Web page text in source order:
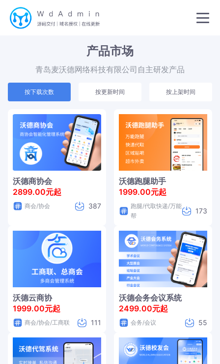
产品市场
青岛麦沃德网络科技有限公司自主研发产品
按下载次数 按更新时间 按上架时间
沃德商协会
2899.00元起
商会/协会 387
沃德跑腿助手
1999.00元起
跑腿/代取快递/万能
帮
173
沃德云商协
1999.00元起
商会/协会/工商联 111
沃德会务会议系统
2499.00元起
会务/会议 55